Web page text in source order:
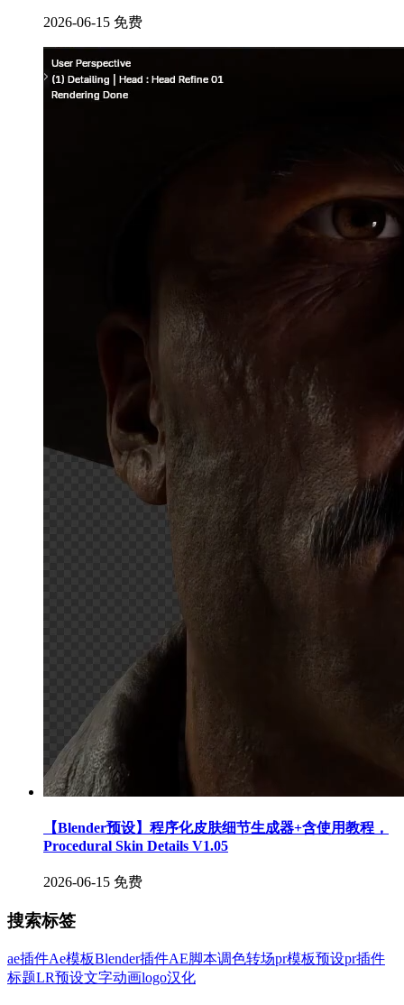
2026-06-15 免费
【Blender预设】程序化皮肤细节生成器+含使用教程，
Procedural Skin Details V1.05
2026-06-15 免费
搜索标签
ae插件Ae模板Blender插件AE脚本调色转场pr模板预设pr插件
标题LR预设文字动画logo汉化